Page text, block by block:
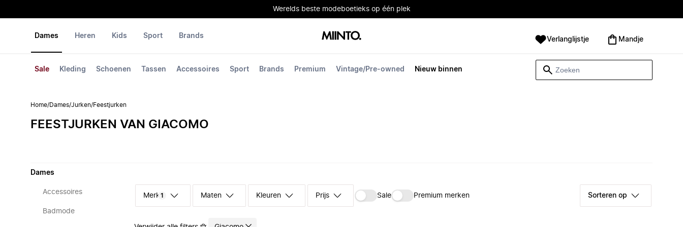
Werelds beste modeboetieks op één plek
Dames
Sale Kleding Schoenen Tassen Accessoires Sport Brands Premium Vintage/Pre-owned Nieuw binnen
Heren Kids Sport Brands Verlanglijstje Mandje
Home/Dames/Jurken/Feestjurken
FEESTJURKEN VAN GIACOMO
Dames
Accessoires
Badmode
Merk 1 Maten Kleuren Prijs Sale Premium merken Sorteren op